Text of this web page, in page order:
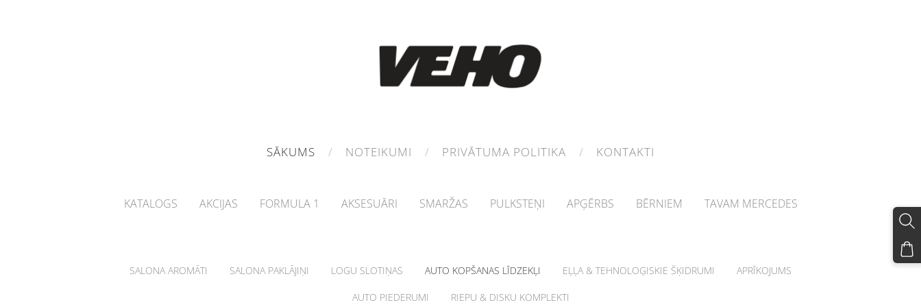
SĀKUMS NOTEIKUMI PRIVĀTUMA POLITIKA KONTAKTI
KATALOGS AKCIJAS FORMULA 1 AKSESUĀRI SMARŽAS PULKSTEŅI APĢĒRBS BĒRNIEM TAVAM MERCEDES
SALONA AROMĀTI SALONA PAKLĀJIŅI LOGU SLOTIŅAS AUTO KOPŠANAS LĪDZEKĻI EĻĻA & TEHNOLOĢISKIE ŠĶIDRUMI APRĪKOJUMS
AUTO PIEDERUMI RIEPU & DISKU KOMPLEKTI